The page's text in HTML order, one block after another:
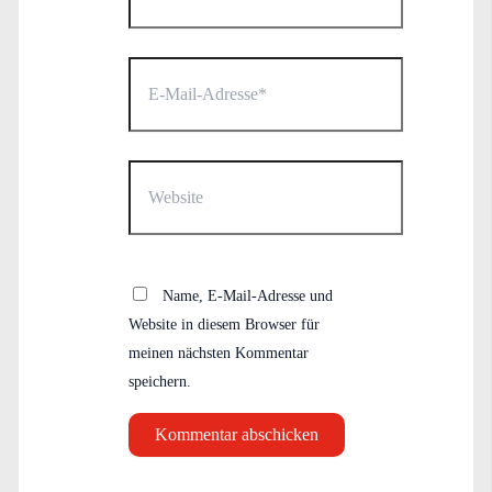
Mail-
Name, E-Mail-Adresse und
Website in diesem Browser für
meinen nächsten Kommentar
speichern.